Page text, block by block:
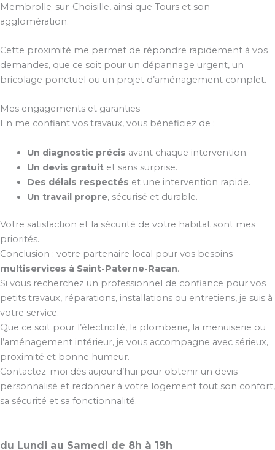
Membrolle-sur-Choisille, ainsi que Tours et son
agglomération.
Cette proximité me permet de répondre rapidement à vos
demandes, que ce soit pour un dépannage urgent, un
bricolage ponctuel ou un projet d’aménagement complet.
Mes engagements et garanties
En me confiant vos travaux, vous bénéficiez de :
Un diagnostic précis avant chaque intervention.
Un devis gratuitet sans surprise.
Des délais respectés et une intervention rapide.
Un travail propre, sécurisé et durable.
Votre satisfaction et la sécurité de votre habitat sont mes
priorités.
Conclusion : votre partenaire local pour vos besoins
multiservices à Saint-Paterne-Racan.
Si vous recherchez un professionnel de confiance pour vos
petits travaux, réparations, installations ou entretiens, je suis à
votre service.
Que ce soit pour l’électricité, la plomberie, la menuiserie ou
l’aménagement intérieur, je vous accompagne avec sérieux,
proximité et bonne humeur.
Contactez-moi dès aujourd’hui pour obtenir un devis
personnalisé et redonner à votre logement tout son confort,
sa sécurité et sa fonctionnalité.
du Lundi au Samedi de 8h à 19h